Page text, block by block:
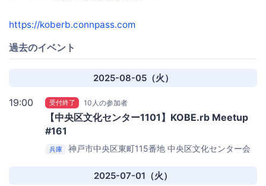
https://koberb.connpass.com
過去のイベント
2025-08-05（火）
19:00 受付終了 10人の参加者
【中央区文化センター1101】KOBE.rb Meetup
#161
兵庫 神戸市中央区東町115番地 中央区文化センター会
2025-07-01（火）